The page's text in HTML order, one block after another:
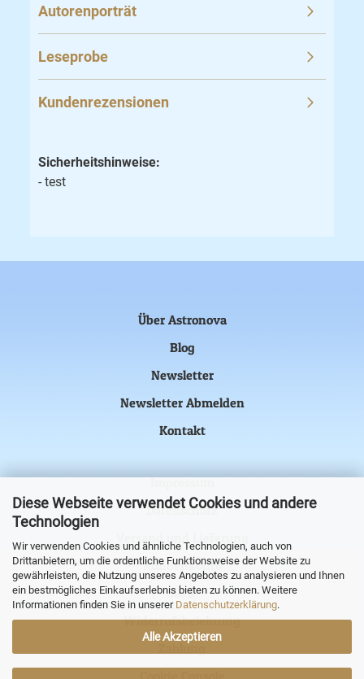
Diese Webseite verwendet Cookies und andere
Technologien
Wir verwenden Cookies und ähnliche Technologien, auch von
Drittanbietern, um die ordentliche Funktionsweise der Website zu
gewährleisten, die Nutzung unseres Angebotes zu analysieren und Ihnen
ein bestmögliches Einkaufserlebnis bieten zu können. Weitere
Informationen finden Sie in unserer Datenschutzerklärung.
Alle Akzeptieren
Autorenporträt
Leseprobe
Kundenrezensionen
Sicherheitshinweise:
- test
Über Astronova
Blog
Newsletter
Newsletter Abmelden
Kontakt
Impressum
Datenschutz
Versand und Lieferung
Kundenkonto
AGB
Widerrufsbelehrung
Zahlung